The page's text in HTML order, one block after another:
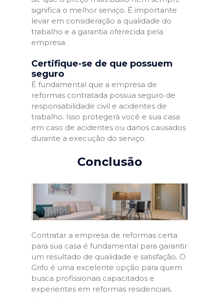
significa o melhor serviço. É importante
levar em consideração a qualidade do
trabalho e a garantia oferecida pela
empresa.
Certifique-se de que possuem
seguro
É fundamental que a empresa de
reformas contratada possua seguro de
responsabilidade civil e acidentes de
trabalho. Isso protegerá você e sua casa
em caso de acidentes ou danos causados
durante a execução do serviço.
Conclusão
Contratar a empresa de reformas certa
para sua casa é fundamental para garantir
um resultado de qualidade e satisfação. O
Grifo é uma excelente opção para quem
busca profissionais capacitados e
experientes em reformas residenciais.